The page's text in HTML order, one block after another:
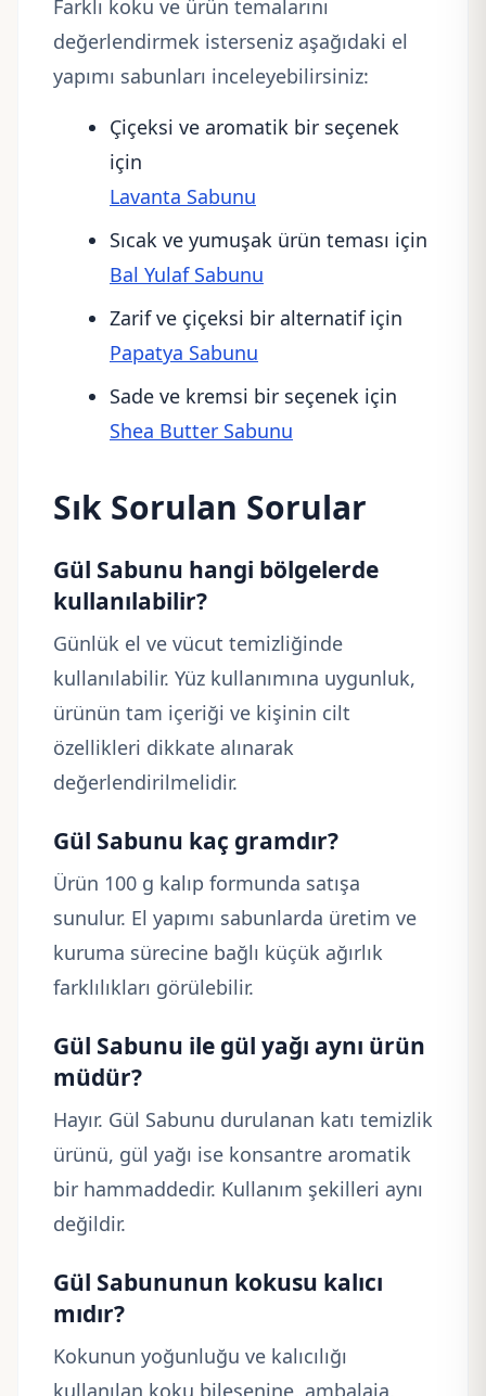
Farklı koku ve ürün temalarını
değerlendirmek isterseniz aşağıdaki el
yapımı sabunları inceleyebilirsiniz:
Çiçeksi ve aromatik bir seçenek
için
Lavanta Sabunu
Sıcak ve yumuşak ürün teması için
Bal Yulaf Sabunu
Zarif ve çiçeksi bir alternatif için
Papatya Sabunu
Sade ve kremsi bir seçenek için
Shea Butter Sabunu
Sık Sorulan Sorular
Gül Sabunu hangi bölgelerde
kullanılabilir?
Günlük el ve vücut temizliğinde
kullanılabilir. Yüz kullanımına uygunluk,
ürünün tam içeriği ve kişinin cilt
özellikleri dikkate alınarak
değerlendirilmelidir.
Gül Sabunu kaç gramdır?
Ürün 100 g kalıp formunda satışa
sunulur. El yapımı sabunlarda üretim ve
kuruma sürecine bağlı küçük ağırlık
farklılıkları görülebilir.
Gül Sabunu ile gül yağı aynı ürün
müdür?
Hayır. Gül Sabunu durulanan katı temizlik
ürünü, gül yağı ise konsantre aromatik
bir hammaddedir. Kullanım şekilleri aynı
değildir.
Gül Sabununun kokusu kalıcı
mıdır?
Kokunun yoğunluğu ve kalıcılığı
kullanılan koku bileşenine, ambalaja,